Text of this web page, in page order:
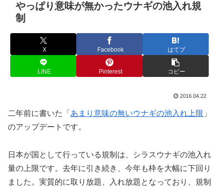
やっぱり意味が無かったウナギの池入れ規
制
X Facebook はてブ
LINE Pinterest コピー
2016.04.22
二年前に書いた「 あまり意味の無いウナギの池入れ上限 」
のアップデートです。
日本が国として行っている規制は、シラスウナギの池入れ
量の上限です。去年に引き続き、今年も枠を大幅に下回り
ました。実質的に取り放題、入れ放題となっており、規制